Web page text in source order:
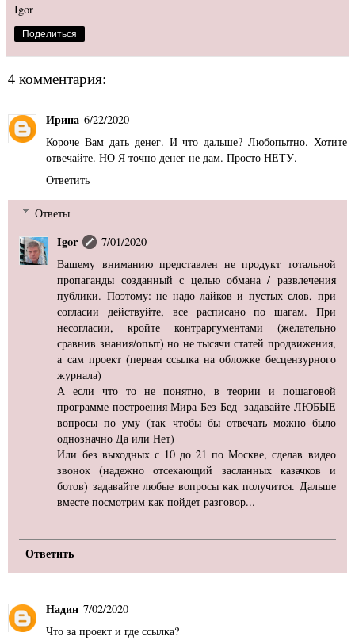
Igor
Поделиться
4 комментария:
Ирина 6/22/2020
Короче Вам дать денег. И что дальше? Любопытно. Хотите
отвечайте. НО Я точно денег не дам. Просто НЕТУ.
Ответить
Ответы
Igor
7/01/2020
Вашему вниманию представлен не продукт тотальной
пропаганды созданный с целью обмана / развлечения
публики. Поэтому: не надо лайков и пустых слов, при
согласии действуйте, все расписано по шагам. При
несогласии, кройте контраргументами (желательно
сравнив знания/опыт) но не тысячи статей продвижения,
а сам проект (первая ссылка на обложке бесцензурного
журнала)
А если что то не понятно, в теории и пошаговой
программе построения Мира Без Бед- задавайте ЛЮБЫЕ
вопросы по уму (так чтобы бы отвечать можно было
однозначно Да или Нет)
Или без выходных с 10 до 21 по Москве, сделав видео
звонок (надежно отсекающий засланных казачков и
ботов) задавайте любые вопросы как получится. Дальше
вместе посмотрим как пойдет разговор...
Ответить
Надин 7/02/2020
Что за проект и где ссылка?